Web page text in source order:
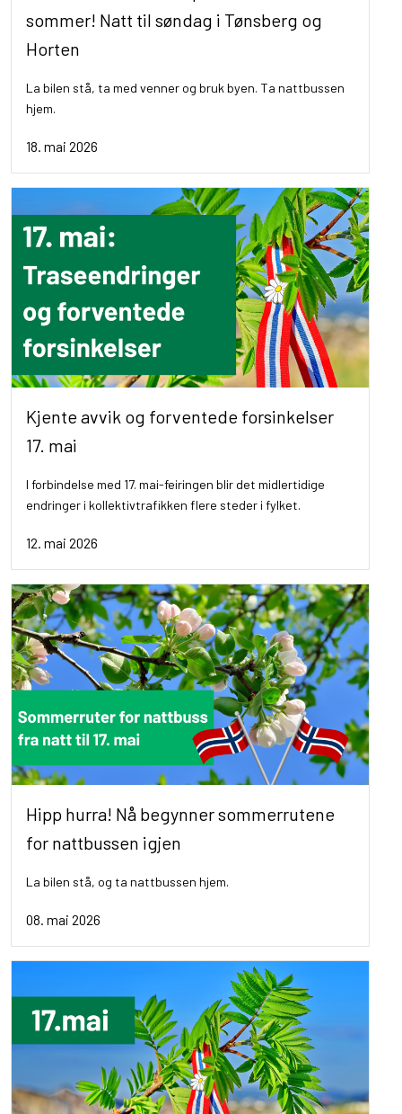
sommer! Natt til søndag i Tønsberg og
Horten
La bilen stå, ta med venner og bruk byen. Ta nattbussen
hjem.
18. mai 2026
Kjente avvik og forventede forsinkelser
17. mai
I forbindelse med 17. mai-feiringen blir det midlertidige
endringer i kollektivtrafikken flere steder i fylket.
12. mai 2026
Hipp hurra! Nå begynner sommerrutene
for nattbussen igjen
La bilen stå, og ta nattbussen hjem.
08. mai 2026